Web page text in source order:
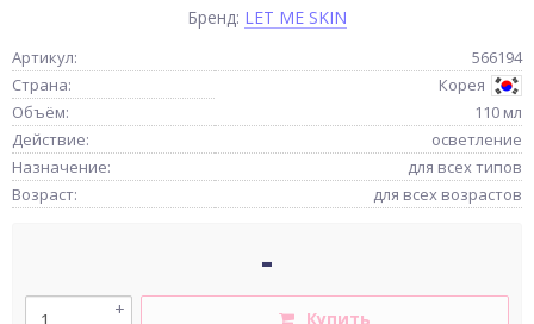
Бренд: LET ME SKIN
Артикул:
566194
Страна:
Корея
Объём:
110 мл
Действие:
осветление
Назначение:
для всех типов
Возраст:
для всех возрастов
-
+
Купить